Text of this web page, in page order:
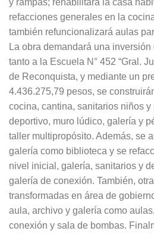
refacciones generales en la
también refuncionalizará aulas
La obra demandará una
tanto a la Escuela N° 452 “Gral.
de Reconquista, y mediante un
4.436.275,79 pesos, se
cocina, cantina, sanitarios niños
deportivo, muro lúdico, galería y
taller multipropósito. Además, se
galería como biblioteca y se
nivel inicial, galería, sanitarios y
galería de conexión. También,
transformadas en área de
aula, archivo y galería como
conexión y sala de bombas.